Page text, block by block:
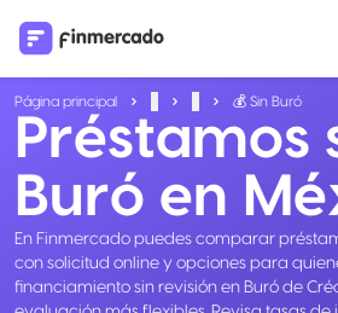
Página principal 💰 Sin Buró
Préstamos
Buró en
En Finmercado puedes comparar
con solicitud online y opciones para
financiamiento sin revisión en Buró de